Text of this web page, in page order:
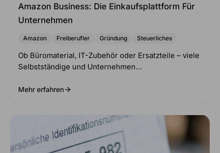
Amazon Business: Die Einkaufsplattform Für
Unternehmen
Amazon Freiberufler Gründung Steuerliches
Ob Büromaterial, IT-Zubehör oder Ersatzteile – viele
Selbstständige und Unternehmen…
Mehr erfahren